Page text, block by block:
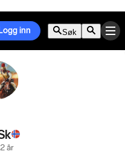
Logg inn Søk
år